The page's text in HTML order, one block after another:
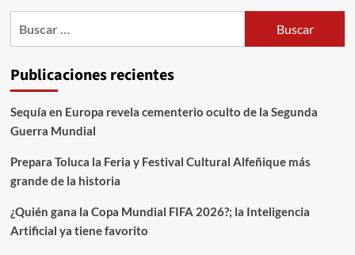
Publicaciones recientes
Sequía en Europa revela cementerio oculto de la Segunda
Guerra Mundial
Prepara Toluca la Feria y Festival Cultural Alfeñique más
grande de la historia
¿Quién gana la Copa Mundial FIFA 2026?; la Inteligencia
Artificial ya tiene favorito